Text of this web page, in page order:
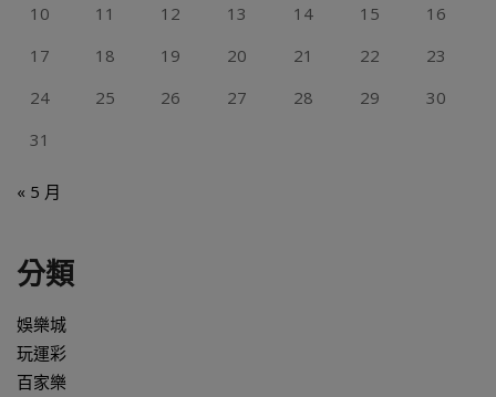
10
11 12 13 14 15
16
17
18 19 20 21 22
23
24
25 26 27 28 29
30
31
« 5 月
分類
娛樂城
玩運彩
百家樂